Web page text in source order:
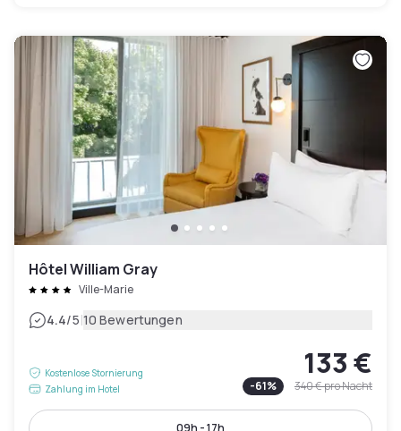
Hôtel William Gray
Ville-Marie
4.4/5|10 Bewertungen
Kostenlose Stornierung
Zahlung im Hotel
133 €
-61% 340 €pro Nacht
09h - 17h